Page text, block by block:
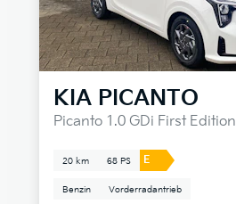
KIA PICANTO
Picanto 1.0 GDi First Edition
20 km 68 PS E
Benzin Vorderradantrieb